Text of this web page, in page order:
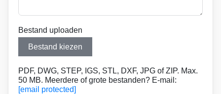
Bestand uploaden
Bestand kiezen
PDF, DWG, STEP, IGS, STL, DXF, JPG of ZIP. Max.
50 MB. Meerdere of grote bestanden? E-mail:
[email protected]